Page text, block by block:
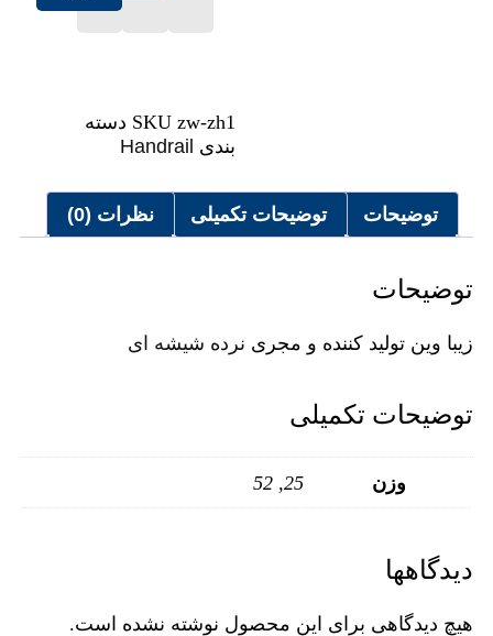
SKU zw-zh1
دسته
بندی Handrail
توضیحات توضیحات تکمیلی نظرات (0)
توضیحات
زیبا وین تولید کننده و مجری نرده شیشه ای
توضیحات تکمیلی
وزن 25, 52
دیدگاهها
هیچ دیدگاهی برای این محصول نوشته نشده است.